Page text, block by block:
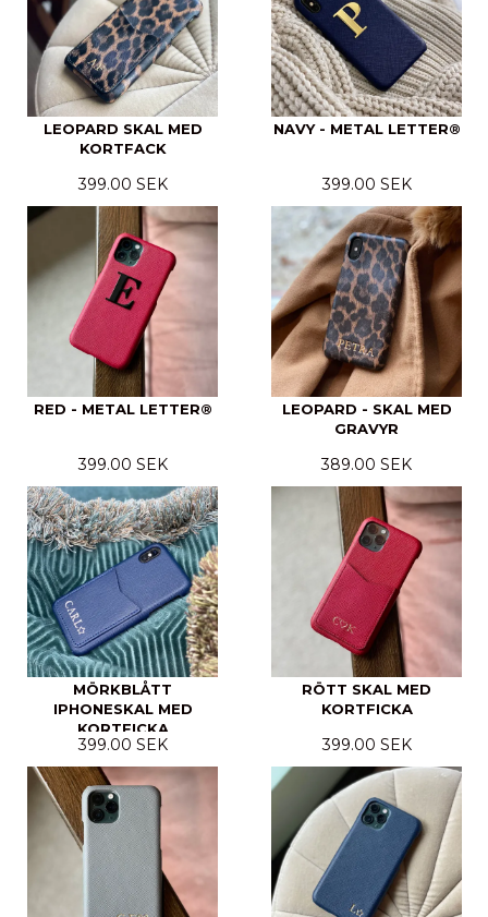
LEOPARD SKAL MED
KORTFACK
399.00 SEK
NAVY - METAL LETTER®
399.00 SEK
RED - METAL LETTER®
399.00 SEK
LEOPARD - SKAL MED
GRAVYR
389.00 SEK
MÖRKBLÅTT
IPHONESKAL MED
KORTFICKA
399.00 SEK
RÖTT SKAL MED
KORTFICKA
399.00 SEK